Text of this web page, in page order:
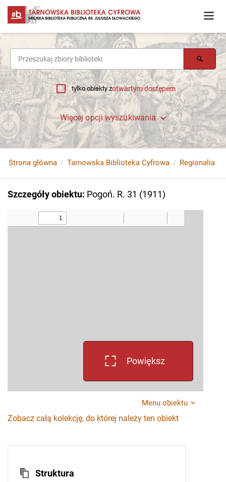
tylko obiekty zotwartym dostępem
Więcej opcji wyszukiwania
Strona główna Tarnowska Biblioteka Cyfrowa Regionalia
Szczegóły obiektu: Pogoń. R. 31 (1911)
Powiększ
Menu obiektu
Zobacz całą kolekcję, do której należy ten obiekt
Struktura